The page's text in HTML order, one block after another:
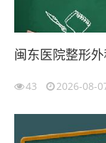
闽东医院整形
43 2026-08-